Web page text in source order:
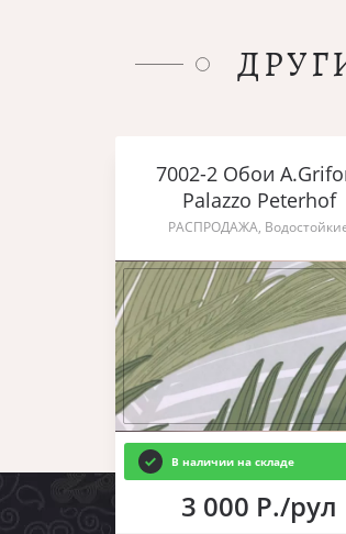
7002-2 Обои
Palazzo Peterhof
РАСПРОДАЖА,
В наличии на складе
3 000 Р./рул